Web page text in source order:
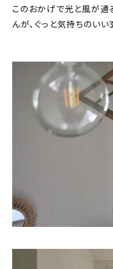
このおかげで光と風が通
んが、ぐっと気持ちのい